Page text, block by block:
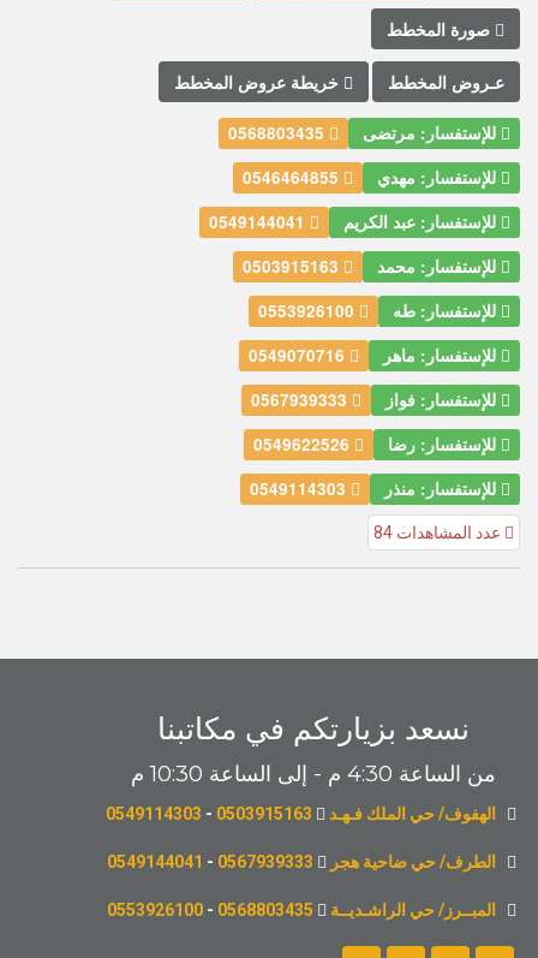
صورة المخطط
عـروض المخطط خريطة عروض المخطط
للإستفسار: مرتضى
للإستفسار: مهدي
للإستفسار: عبد الكريم
للإستفسار: محمد
للإستفسار: طه
للإستفسار: ماهر
للإستفسار: فواز
للإستفسار: رضا
للإستفسار: منذر
عدد المشاهدات 84
نسعد بزيارتكم في مكاتبنا
من الساعة 4:30 م - إلى الساعة 10:30 م
الهفوف/ حي الملك فـهـد 0503915163
-
0549114303
الطرف/ حي ضاحية هجر 0567939333
-
0549144041
المبــرز/ حي الراشـديــة 0568803435
-
0553926100